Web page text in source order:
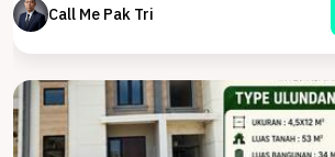
Call Me Pak Tri